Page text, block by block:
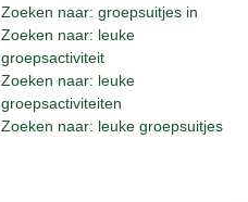
Zoeken naar: groepsuitjes in
Zoeken naar: leuke
groepsactiviteit
Zoeken naar: leuke
groepsactiviteiten
Zoeken naar: leuke groepsuitjes